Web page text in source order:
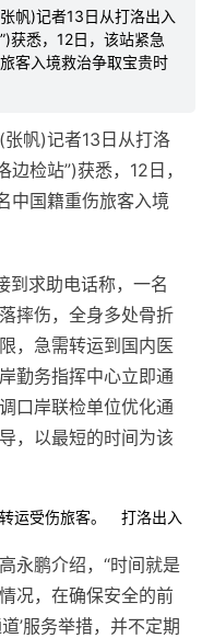
帆)记者13日从打洛出入
获悉，12日，该站紧急
客入境救治争取宝贵时
帆)记者13日从打洛
检站”)获悉，12日，
中国籍重伤旅客入境
到求助电话称，一名
摔伤，全身多处骨折
，急需转运到国内医
勤务指挥中心立即通
口岸联检单位优化通
，以最短的时间为该
运受伤旅客。 打洛出入
永鹏介绍，“时间就是
况，在确保安全的前
’服务举措，并不定期